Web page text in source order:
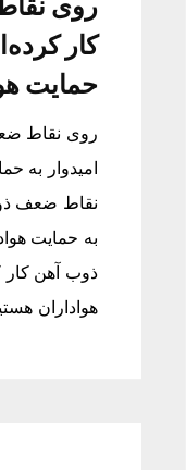
کار
حمایت
روی نقاط
امیدوار به
نقاط ضعف
به حمایت
ذوب آهن کار
هواداران